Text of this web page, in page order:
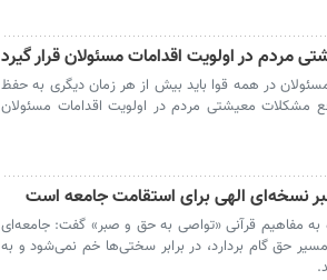
مردم در اولویت اقدامات مسئولان قرار گیرد
در همه قوا باید بیش از هر زمان دیگری به حفظ
مشکلات معیشتی مردم در اولویت اقدامات مسئولان
نسخه‌ای الهی برای استقامت جامعه است
به مفاهیم قرآنی «تواصی به حق و صبر» گفت: جامعه‌ای
حق گام بردارد، در برابر سختی‌ها خم نمی‌شود و به